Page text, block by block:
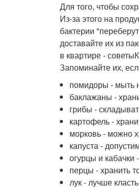
Для того, чтобы
Из-за этого на
бактерии
доставайте их из
в квартире -
Запоминайте их,
помидоры - мыть
баклажаны -
грибы -
картофель -
морковь - можно
капуста -
огурцы и
перцы - хранить
лук - лучше